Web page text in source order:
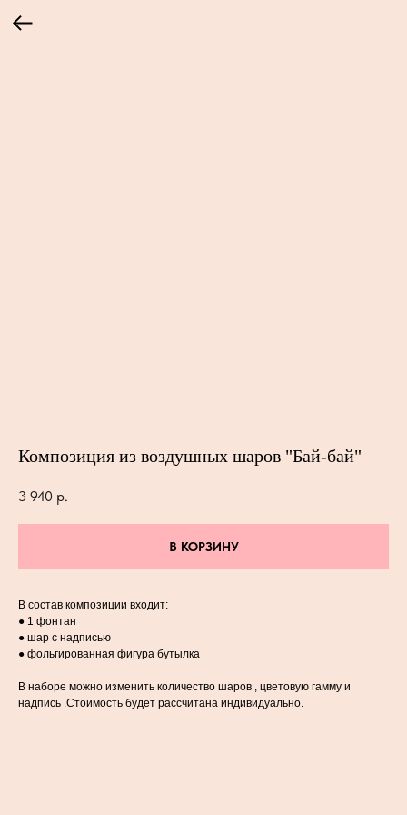
Композиция из воздушных шаров "Бай-бай"
3 940 р.
В КОРЗИНУ
В состав композиции входит:
● 1 фонтан
● шар с надписью
● фольгированная фигура бутылка
В наборе можно изменить количество шаров , цветовую гамму и
надпись .Стоимость будет рассчитана индивидуально.